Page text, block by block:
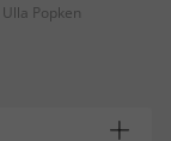
Popken